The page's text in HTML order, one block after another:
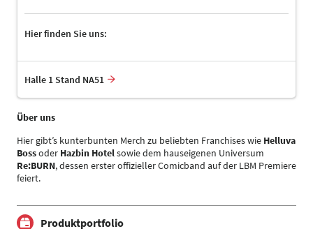
Hier finden Sie uns:
Halle 1 Stand NA51
Über uns
Hier gibt’s kunterbunten Merch zu beliebten Franchises wie Helluva
Bossoder Hazbin Hotelsowie dem hauseigenen Universum
Re:BURN, dessen erster offizieller Comicband auf der LBM Premiere
feiert.
Produktportfolio